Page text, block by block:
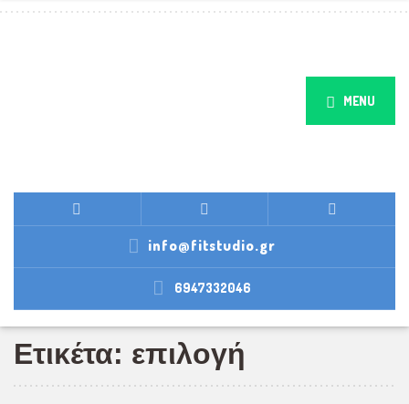
MENU
info@fitstudio.gr
6947332046
Ετικέτα: επιλογή